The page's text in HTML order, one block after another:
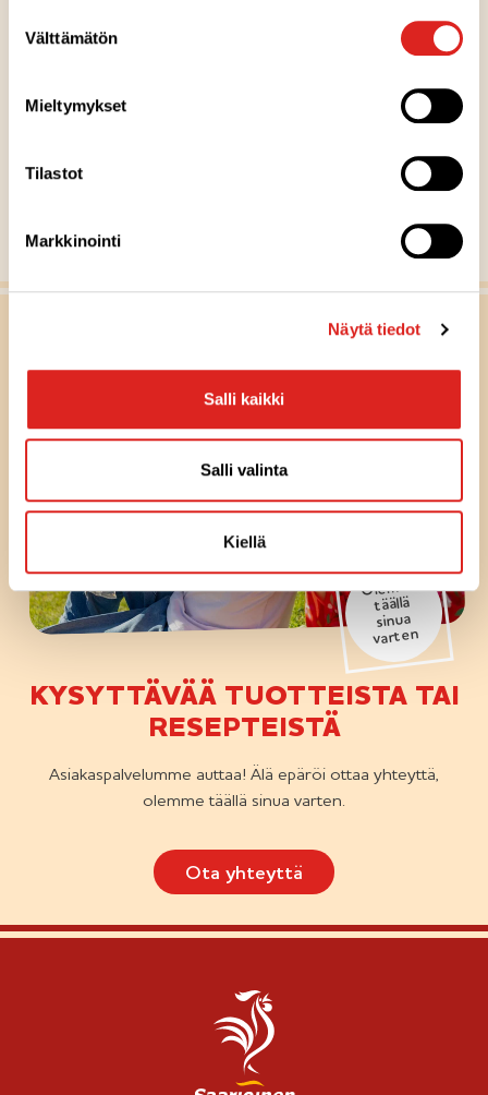
valinta
Välttämätön
Mieltymykset
Tilastot
Markkinointi
Näytä tiedot
Salli kaikki
Salli valinta
Kiellä
Gluteeniton
Olemme
täällä
sinua
varten
KYSYTTÄVÄÄ TUOTTEISTA TAI
RESEPTEISTÄ
Asiakaspalvelumme auttaa! Älä epäröi ottaa yhteyttä,
olemme täällä sinua varten.
Ota yhteyttä